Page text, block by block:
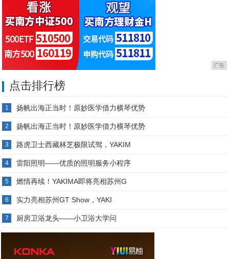
广告
点击排行榜
1 扬帆出海正当时！原妙医学借力横琴优势
2 扬帆出海正当时！原妙医学借力横琴优势
3 路虎卫士西藏林芝极限试驾，YAKIM
4 雷阳照明——优质的照明服务小程序
5 燃情再续！YAKIMA即将亮相苏州G
6 实力亮相苏州GT Show，YAKI
7 厨房卫浴龙头——小卫浴大学问